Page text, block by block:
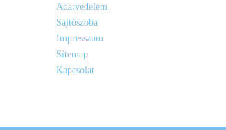
Adatvédelem
Sajtószoba
Impresszum
Sitemap
Kapcsolat